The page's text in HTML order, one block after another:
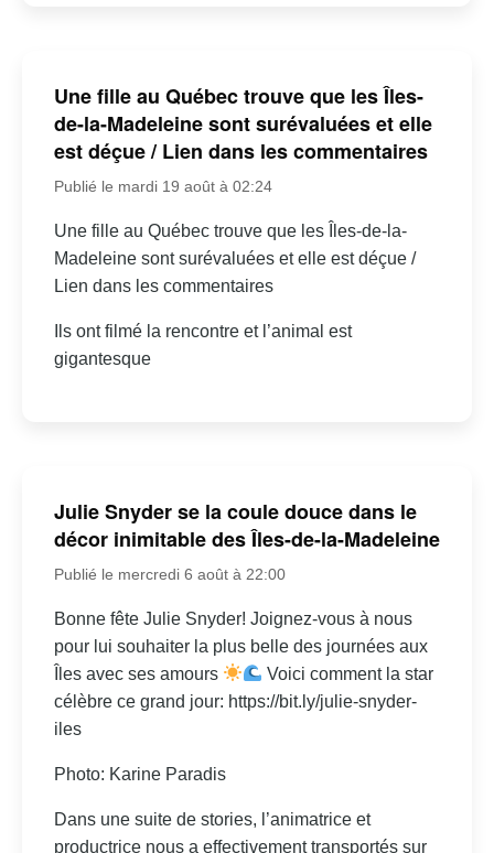
Une fille au Québec trouve que les Îles-
de-la-Madeleine sont surévaluées et elle
est déçue / Lien dans les commentaires
Publié le mardi 19 août à 02:24
Une fille au Québec trouve que les Îles-de-la-
Madeleine sont surévaluées et elle est déçue /
Lien dans les commentaires
Ils ont filmé la rencontre et l’animal est
gigantesque
Julie Snyder se la coule douce dans le
décor inimitable des Îles-de-la-Madeleine
Publié le mercredi 6 août à 22:00
Bonne fête Julie Snyder! Joignez-vous à nous
pour lui souhaiter la plus belle des journées aux
Îles avec ses amours
Voici comment la star
célèbre ce grand jour: https://bit.ly/julie-snyder-
iles
Photo: Karine Paradis
Dans une suite de stories, l’animatrice et
productrice nous a effectivement transportés sur